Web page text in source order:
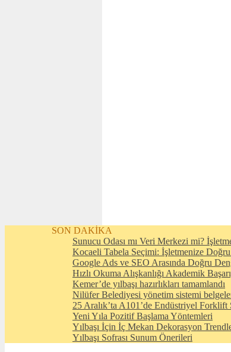
SON DAKİKA
Sunucu Odası mı Veri Merkezi mi?
Kocaeli Tabela Seçimi: İşletmenize Doğru
Google Ads ve SEO Arasında Doğru
Hızlı Okuma Alışkanlığı Akademik
Kemer’de yılbaşı hazırlıkları tamamlandı
Nilüfer Belediyesi yönetim sistemi
25 Aralık’ta A101’de Endüstriyel
Yeni Yıla Pozitif Başlama Yöntemleri
Yılbaşı İçin İç Mekan Dekorasyon
Yılbaşı Sofrası Sunum Önerileri